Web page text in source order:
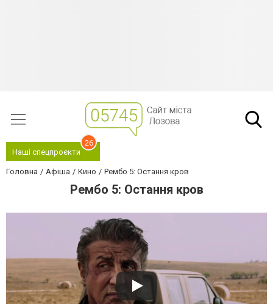
Наші спецпроєкти
26
Головна Афіша Кино Рембо 5: Остання кров
Рембо 5: Остання кров